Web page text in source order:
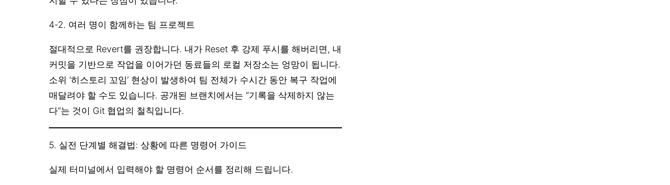
4-2. 여러 명이 함께하는 팀 프로젝트
절대적으로 Revert를 권장합니다. 내가 Reset 후 강제 푸시를 해버리면, 내
커밋을 기반으로 작업을 이어가던 동료들의 로컬 저장소는 엉망이 됩니다.
소위 ‘히스토리 꼬임’ 현상이 발생하여 팀 전체가 수시간 동안 복구 작업에
매달려야 할 수도 있습니다. 공개된 브랜치에서는 “기록을 삭제하지 않는
다”는 것이 Git 협업의 철칙입니다.
5. 실전 단계별 해결법: 상황에 따른 명령어 가이드
실제 터미널에서 입력해야 할 명령어 순서를 정리해 드립니다.